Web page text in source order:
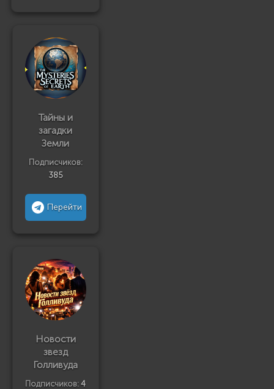
Тайны и
загадки
Земли
Подписчиков:
385
Перейти
Новости
звезд
Голливуда
Подписчиков:4